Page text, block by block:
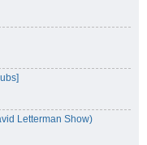
Letterman Show)